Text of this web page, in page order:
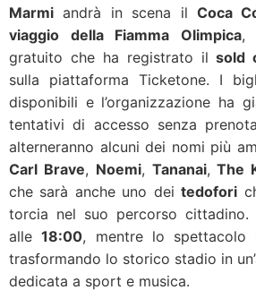
Marmi andrà in scena il Coca
viaggio della Fiamma Olimpica,
gratuito che ha registrato ilsold
sulla piattaforma Ticketone. I
disponibili e l’organizzazione ha
tentativi di accesso senza
alterneranno alcuni dei nomi più
Carl Brave, Noemi, Tananai,The
che sarà anche uno deitedofori
torcia nel suo percorso cittadino.
alle18:00, mentre lo spettacolo
trasformando lo storico stadio in
dedicata a sport e musica.